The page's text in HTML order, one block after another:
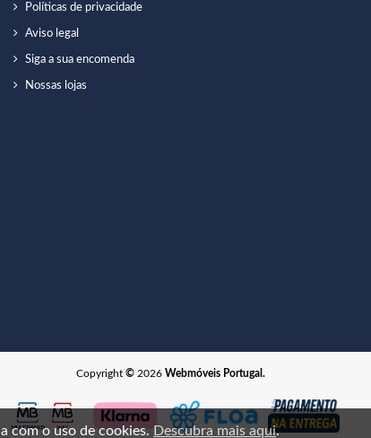
Políticas de privacidade
Aviso legal
Siga a sua encomenda
Nossas lojas
Copyright ©2026 Webmóveis Portugal.
com o uso de cookies.Descubra mais aqui.